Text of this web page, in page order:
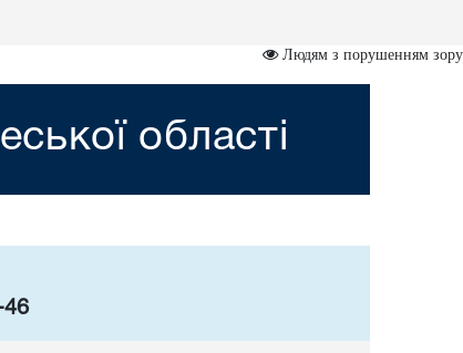
Людям з порушенням зору
області
46